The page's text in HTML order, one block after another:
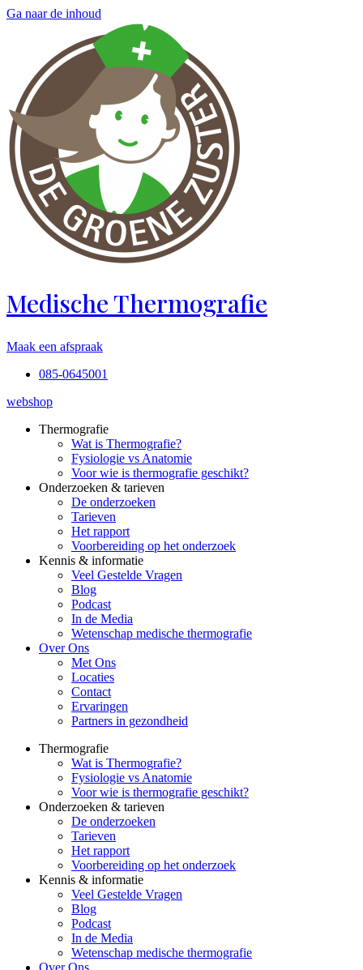
Ga naar de inhoud
Medische Thermografie
Maak een afspraak
085-0645001
webshop
Thermografie
Wat is Thermografie?
Fysiologie vs Anatomie
Voor wie is thermografie geschikt?
Onderzoeken & tarieven
De onderzoeken
Tarieven
Het rapport
Voorbereiding op het onderzoek
Kennis & informatie
Veel Gestelde Vragen
Blog
Podcast
In de Media
Wetenschap medische thermografie
Over Ons
Met Ons
Locaties
Contact
Ervaringen
Partners in gezondheid
Thermografie
Wat is Thermografie?
Fysiologie vs Anatomie
Voor wie is thermografie geschikt?
Onderzoeken & tarieven
De onderzoeken
Tarieven
Het rapport
Voorbereiding op het onderzoek
Kennis & informatie
Veel Gestelde Vragen
Blog
Podcast
In de Media
Wetenschap medische thermografie
Over Ons